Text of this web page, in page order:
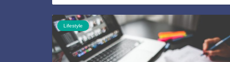
Lifestyle